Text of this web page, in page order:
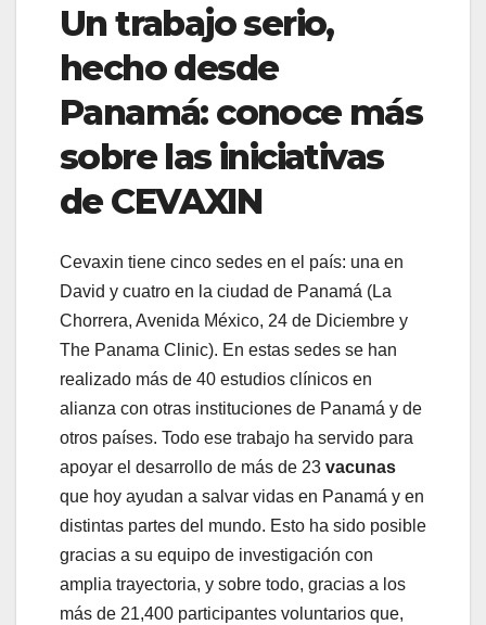
Un trabajo serio,
hecho desde
Panamá: conoce más
sobre las iniciativas
de CEVAXIN
Cevaxin tiene cinco sedes en el país: una en
David y cuatro en la ciudad de Panamá (La
Chorrera, Avenida México, 24 de Diciembre y
The Panama Clinic). En estas sedes se han
realizado más de 40 estudios clínicos en
alianza con otras instituciones de Panamá y de
otros países. Todo ese trabajo ha servido para
apoyar el desarrollo de más de 23 vacunas
que hoy ayudan a salvar vidas en Panamá y en
distintas partes del mundo. Esto ha sido posible
gracias a su equipo de investigación con
amplia trayectoria, y sobre todo, gracias a los
más de 21,400 participantes voluntarios que,